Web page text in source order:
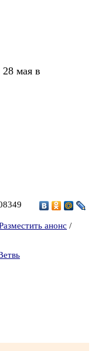
мая в
анонс /